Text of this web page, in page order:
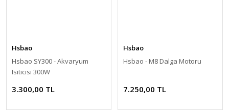
Hsbao
Hsbao SY300 - Akvaryum
Isıtıcısı 300W
3.300,00 TL
Hsbao
Hsbao - M8 Dalga Motoru
7.250,00 TL